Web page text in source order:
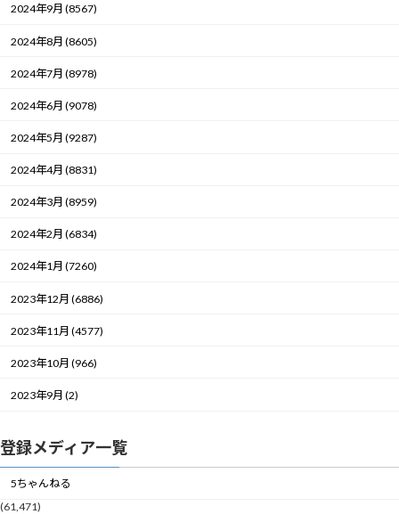
2024年9月 (8567)
2024年8月 (8605)
2024年7月 (8978)
2024年6月 (9078)
2024年5月 (9287)
2024年4月 (8831)
2024年3月 (8959)
2024年2月 (6834)
2024年1月 (7260)
2023年12月 (6886)
2023年11月 (4577)
2023年10月 (966)
2023年9月 (2)
登録メディア一覧
5ちゃんねる
(61,471)